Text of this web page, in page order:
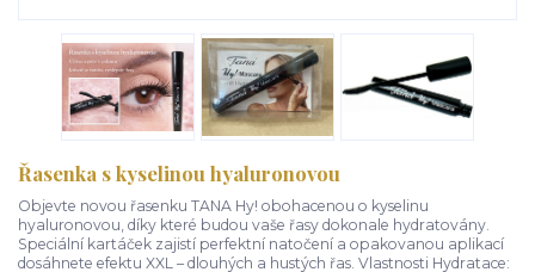
Řasenka s kyselinou hyaluronovou
Objevte novou řasenku TANA Hy! obohacenou o kyselinu
hyaluronovou, díky které budou vaše řasy dokonale hydratovány.
Speciální kartáček zajistí perfektní natočení a opakovanou aplikací
dosáhnete efektu XXL – dlouhých a hustých řas. Vlastnosti Hydratace: